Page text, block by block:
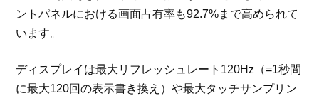
ントパネルにおける画面占有率も92.7%まで高められて
います。
ディスプレイは最大リフレッシュレート120Hz（=1秒間
に最大120回の表示書き換え）や最大タッチサンプリン